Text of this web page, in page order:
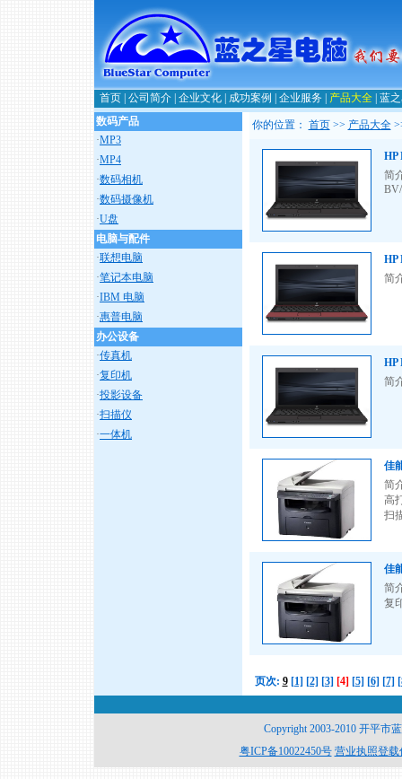
首页 公司简介 企业文化 成功案例 企业服务 产品大全 蓝
数码产品
·MP3
·MP4
·数码相机
·数码摄像机
·U盘
电脑与配件
·联想电脑
·笔记本电脑
·IBM 电脑
·惠普电脑
办公设备
·传真机
·复印机
·投影设备
·扫描仪
·一体机
你的位置： 首页>> 产品大全
HP
简
HP
简
HP
简
佳
简
高
扫
佳
简
复
页次: 9 [1] [2] [3] [4] [5] [6] [7]
Copyright 2003-2010 开平市
粤ICP备10022450号 营业执照登载